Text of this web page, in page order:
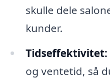
skulle dele
kunder.
Tidseffektivitet:
og ventetid, så